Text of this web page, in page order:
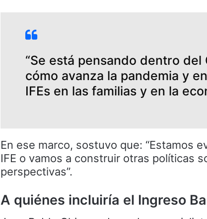
“Se está pensando dentro
cómo avanza la pandemia y
IFEs en las familias y en la
En ese marco, sostuvo que: “Estamos
IFE o vamos a construir otras políticas
perspectivas”.
A quiénes incluiría el Ingreso